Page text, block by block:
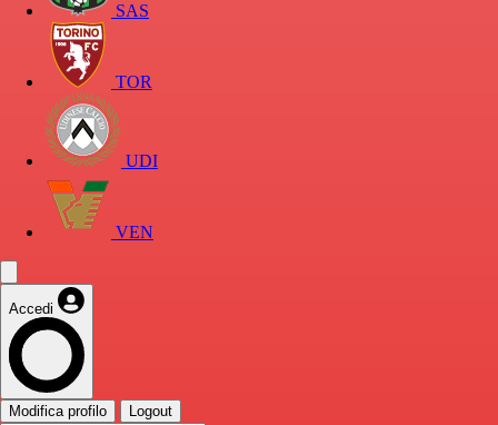
SAS
TOR
UDI
VEN
Accedi
Modifica profilo Logout